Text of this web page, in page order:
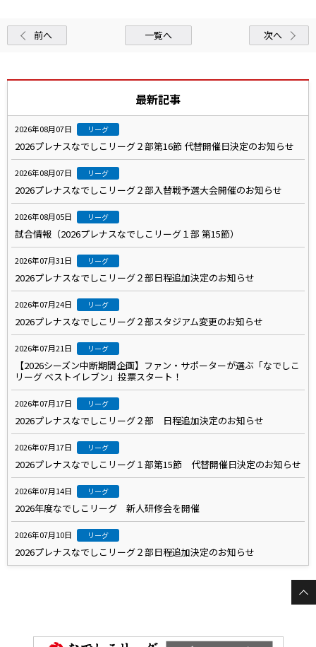
前へ 一覧へ 次へ
最新記事
2026年08月07日 リーグ
2026プレナスなでしこリーグ２部第16節 代替開催日決定のお知らせ
2026年08月07日 リーグ
2026プレナスなでしこリーグ２部入替戦予選大会開催のお知らせ
2026年08月05日 リーグ
試合情報（2026プレナスなでしこリーグ１部 第15節）
2026年07月31日 リーグ
2026プレナスなでしこリーグ２部日程追加決定のお知らせ
2026年07月24日 リーグ
2026プレナスなでしこリーグ２部スタジアム変更のお知らせ
2026年07月21日 リーグ
【2026シーズン中断期間企画】ファン・サポーターが選ぶ「なでしこ
リーグ ベストイレブン」投票スタート！
2026年07月17日 リーグ
2026プレナスなでしこリーグ２部 日程追加決定のお知らせ
2026年07月17日 リーグ
2026プレナスなでしこリーグ１部第15節 代替開催日決定のお知らせ
2026年07月14日 リーグ
2026年度なでしこリーグ 新人研修会を開催
2026年07月10日 リーグ
2026プレナスなでしこリーグ２部日程追加決定のお知らせ